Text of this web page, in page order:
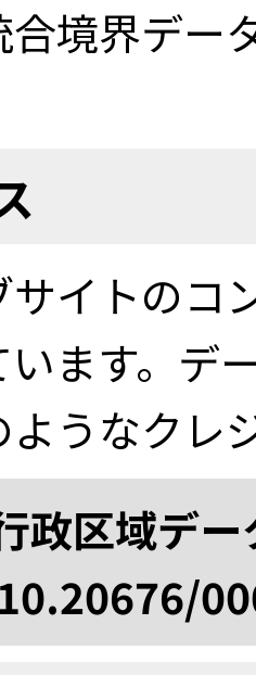
境界デー
サイトのコ
ます。デ
ようなクレ
政区域デ